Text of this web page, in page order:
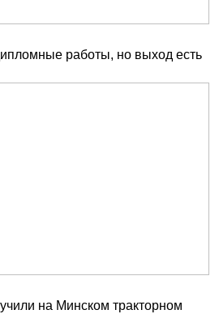
работы, но выход есть
на Минском тракторном